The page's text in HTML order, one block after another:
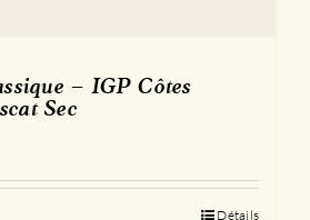
– IGP Côtes
Sec
Détails